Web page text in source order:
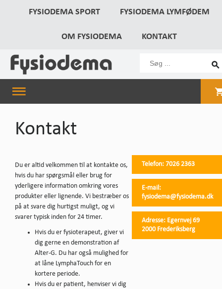
FYSIODEMA SPORT FYSIODEMA LYMFØDEM
OM FYSIODEMA KONTAKT
Kontakt
Du er altid velkommen til at kontakte os,
hvis du har spørgsmål eller brug for
yderligere information omkring vores
produkter eller lignende. Vi bestræber os
på at svare dig hurtigst muligt, og vi
svarer typisk inden for 24 timer.
Hvis du er fysioterapeut, giver vi
dig gerne en demonstration af
Alter-G. Du har også mulighed for
at låne LymphaTouch for en
kortere periode.
Hvis du er patient, henviser vi dig
Telefon: 7026 2363
E-mail:
fysiodema@fysiodema.dk
Adresse: Egernvej 69
2000 Frederiksberg